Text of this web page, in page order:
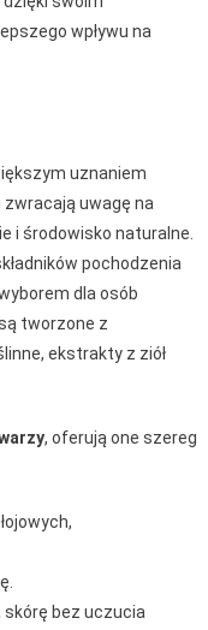
wpływu na
uznaniem
uwagę na
i środowisko naturalne.
pochodzenia
dla osób
tworzone z
ekstrakty z ziół
, oferują one szereg
bez uczucia